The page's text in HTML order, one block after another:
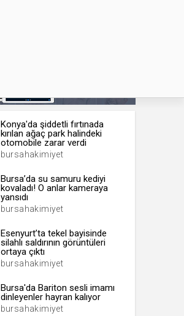
Konya'da şiddetli fırtınada
kırılan ağaç park halindeki
otomobile zarar verdi
bursahakimiyet
Bursa’da su samuru kediyi
kovaladı! O anlar kameraya
yansıdı
bursahakimiyet
Esenyurt’ta tekel bayisinde
silahlı saldırının görüntüleri
ortaya çıktı
bursahakimiyet
Bursa'da Bariton sesli imamı
dinleyenler hayran kalıyor
bursahakimiyet